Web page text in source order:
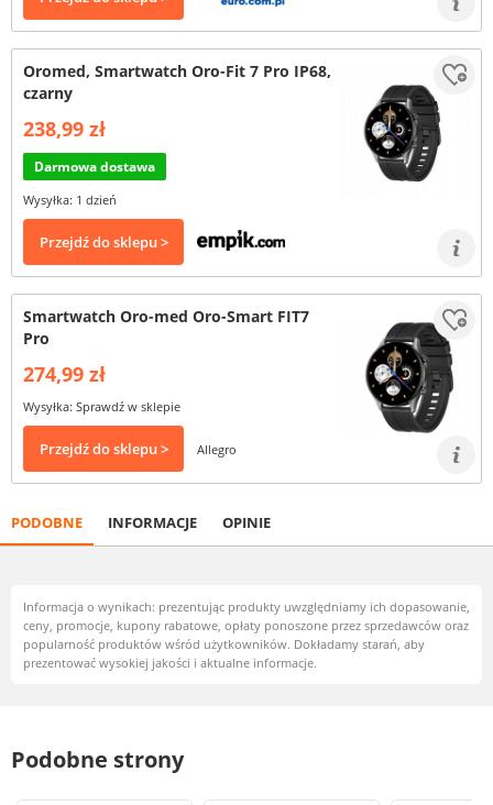
Oromed, Smartwatch Oro-Fit 7 Pro IP68,
czarny
238,99 zł
Darmowa dostawa
Wysyłka: 1 dzień
Przejdź do sklepu >
Smartwatch Oro-med Oro-Smart FIT7
Pro
274,99 zł
Wysyłka: Sprawdź w sklepie
Przejdź do sklepu > Allegro
PODOBNE INFORMACJE OPINIE
Informacja o wynikach: prezentując produkty uwzględniamy ich dopasowanie,
ceny, promocje, kupony rabatowe, opłaty ponoszone przez sprzedawców oraz
popularność produktów wśród użytkowników. Dokładamy starań, aby
prezentować wysokiej jakości i aktualne informacje.
Podobne strony